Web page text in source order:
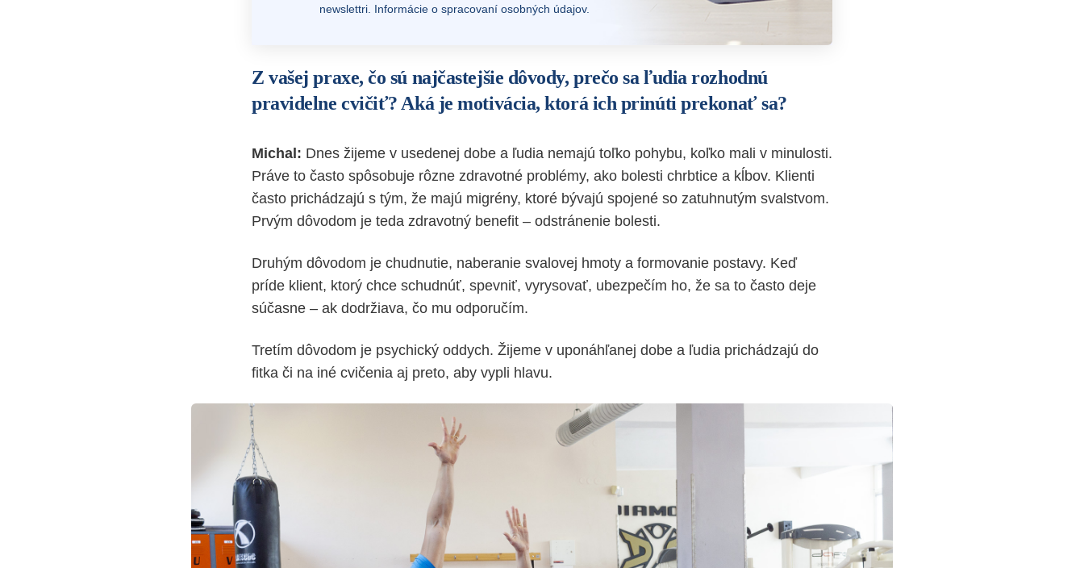
newslettri. Informácie o spracovaní osobných údajov.
Z vašej praxe, čo sú najčastejšie dôvody, prečo sa ľudia rozhodnú
pravidelne cvičiť? Aká je motivácia, ktorá ich prinúti prekonať sa?
Michal: Dnes žijeme v usedenej dobe a ľudia nemajú toľko pohybu, koľko mali v minulosti.
Práve to často spôsobuje rôzne zdravotné problémy, ako bolesti chrbtice a kĺbov. Klienti
často prichádzajú s tým, že majú migrény, ktoré bývajú spojené so zatuhnutým svalstvom.
Prvým dôvodom je teda zdravotný benefit – odstránenie bolesti.
Druhým dôvodom je chudnutie, naberanie svalovej hmoty a formovanie postavy. Keď
príde klient, ktorý chce schudnúť, spevniť, vyrysovať, ubezpečím ho, že sa to často deje
súčasne – ak dodržiava, čo mu odporučím.
Tretím dôvodom je psychický oddych. Žijeme v uponáhľanej dobe a ľudia prichádzajú do
fitka či na iné cvičenia aj preto, aby vypli hlavu.